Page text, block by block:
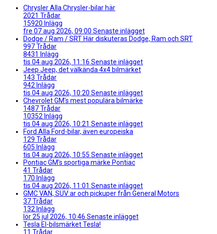
ChryslerAlla Chrysler-bilar här
2021 Trådar
15920 Inlägg
fre 07 aug 2026, 09:00 Senaste inlägget
Dodge / Ram / SRTHär diskuteras Dodge, Ram och SRT
997Trådar
8431 Inlägg
tis 04 aug 2026, 11:16 Senaste inlägget
Jeep Jeep, det välkända 4x4 bilmärket
143 Trådar
942 Inlägg
tis 04 aug 2026, 10:20 Senaste inlägget
ChevroletGM's mest populära bilmärke
1487Trådar
10352 Inlägg
tis 04 aug 2026, 10:21 Senaste inlägget
Ford Alla Ford-bilar, även europeiska
129 Trådar
605 Inlägg
tis 04 aug 2026, 10:55 Senaste inlägget
PontiacGM's sportiga märke Pontiac
41 Trådar
170 Inlägg
tis 04 aug 2026, 11:01 Senaste inlägget
GMCVAN, SUV:ar och pickuper från General Motors
37Trådar
132 Inlägg
lör 25 jul 2026, 10:46 Senaste inlägget
Tesla El-bilsmärket Tesla!
11 Trådar